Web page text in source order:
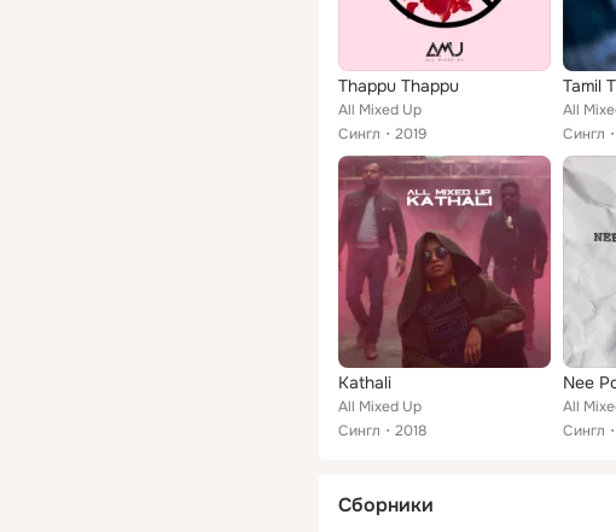
Thappu Thappu
All Mixed Up
Сингл
2019
Tamil
All
Сингл
Kathali
All Mixed Up
Сингл
2018
Nee
All
Сингл
Сборники